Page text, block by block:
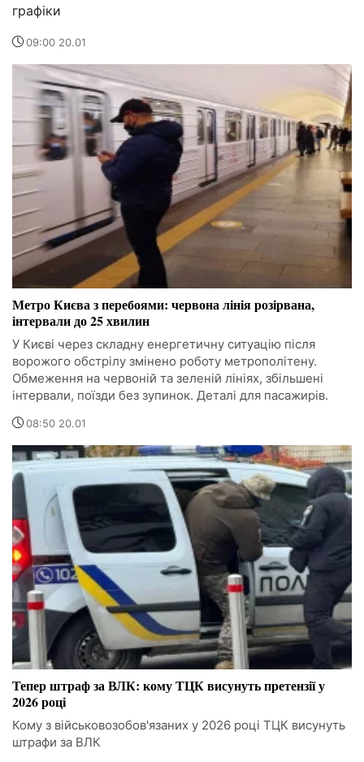
графіки
09:00 20.01
Метро Києва з перебоями: червона лінія розірвана,
інтервали до 25 хвилин
У Києві через складну енергетичну ситуацію після
ворожого обстрілу змінено роботу метрополітену.
Обмеження на червоній та зеленій лініях, збільшені
інтервали, поїзди без зупинок. Деталі для пасажирів.
08:50 20.01
Тепер штраф за ВЛК: кому ТЦК висунуть претензії у
2026 році
Кому з військовозобов'язаних у 2026 році ТЦК висунуть
штрафи за ВЛК